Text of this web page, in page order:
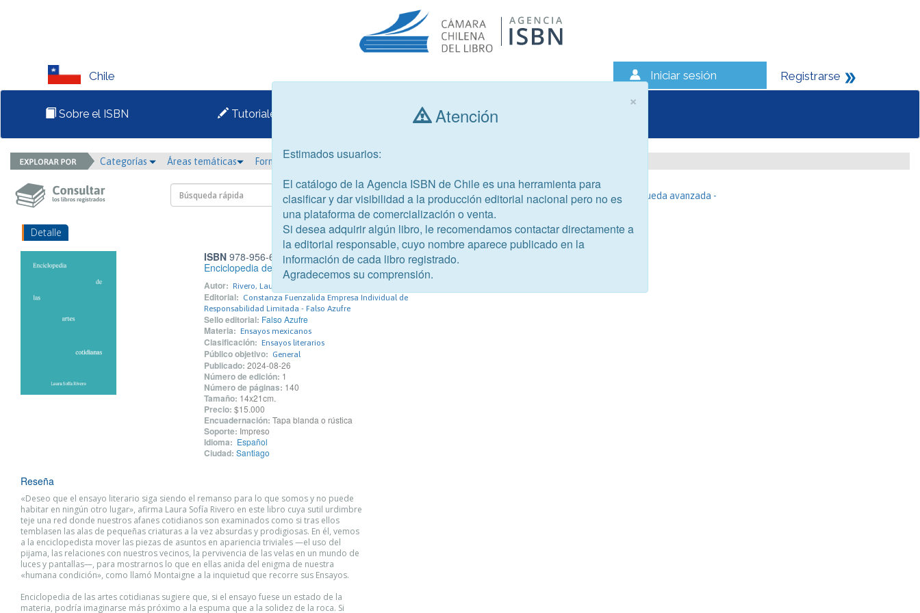
Chile Iniciar sesión Registrarse
Sobre el ISBN Tutoriales Consultar libros
Categorías Áreas temáticas Formato Año de publicación
- Búsqueda avanzada -
Detalle
ISBN978-956-6339-02-1
Enciclopedia de las artes cotidianas
Autor: Rivero, Laura Sofía
Editorial: Constanza Fuenzalida Empresa Individual de
Responsabilidad Limitada - Falso Azufre
Sello editorial: Falso Azufre
Materia: Ensayos mexicanos
Clasificación: Ensayos literarios
Público objetivo: General
Publicado: 2024-08-26
Número de edición: 1
Número de páginas: 140
Tamaño: 14x21cm.
Precio: $15.000
Encuadernación: Tapa blanda o rústica
Soporte: Impreso
Idioma: Español
Ciudad: Santiago
Reseña
«Deseo que el ensayo literario siga siendo el remanso para lo que somos y no puede
habitar en ningún otro lugar», afirma Laura Sofía Rivero en este libro cuya sutil urdimbre
teje una red donde nuestros afanes cotidianos son examinados como si tras ellos
temblasen las alas de pequeñas criaturas a la vez absurdas y prodigiosas. En él, vemos
a la enciclopedista mover las piezas de asuntos en apariencia triviales —el uso del
pijama, las relaciones con nuestros vecinos, la pervivencia de las velas en un mundo de
luces y pantallas—, para mostrarnos lo que en ellas anida del enigma de nuestra
«humana condición», como llamó Montaigne a la inquietud que recorre sus Ensayos.
Enciclopedia de las artes cotidianas sugiere que, si el ensayo fuese un estado de la
materia, podría imaginarse más próximo a la espuma que a la solidez de la roca. Si
×
Atención
Estimados usuarios:
El catálogo de la Agencia ISBN de Chile es una herramienta para
clasificar y dar visibilidad a la producción editorial nacional pero no es
una plataforma de comercialización o venta.
Si desea adquirir algún libro, le recomendamos contactar directamente a
la editorial responsable, cuyo nombre aparece publicado en la
información de cada libro registrado.
Agradecemos su comprensión.